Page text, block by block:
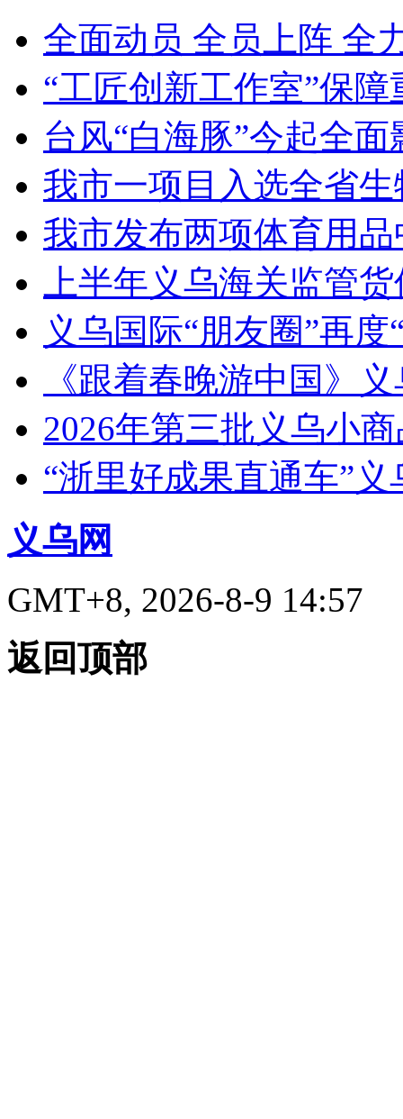
全面动员 全员上阵 全
“工匠创新工作室”保
台风“白海豚”今起全面
我市一项目入选全省
我市发布两项体育用
上半年义乌海关监管
义乌国际“朋友圈”再度
《跟着春晚游中国》
2026年第三批义乌小
“浙里好成果直通车”
义乌网
GMT+8, 2026-8-9 14:57
返回顶部